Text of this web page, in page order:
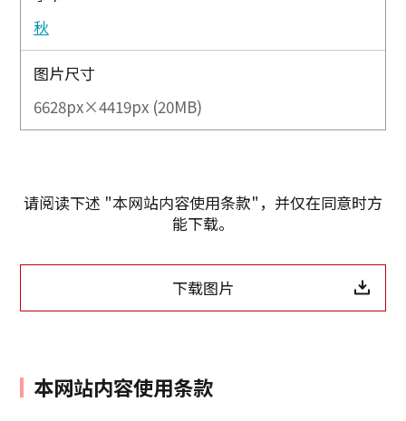
秋
图片尺寸
6628px×4419px (20MB)
请阅读下述 "本网站内容使用条款"，并仅在同意时方
能下载。
下载图片
本网站内容使用条款